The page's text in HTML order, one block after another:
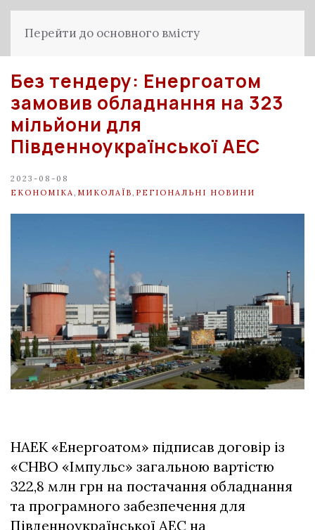
Перейти до основного вмісту
Без тендеру: Енергоатом
замовив обладнання на 323
мільйони для
Південноукраїнської АЕС
2023-08-08
ЕКОНОМІКА
МИКОЛАЇВ РЕГІОНАЛЬНІ НОВИНИ
НАЕК «Енергоатом» підписав договір із
«СНВО «Імпульс» загальною вартістю
322,8 млн грн на постачання обладнання
та програмного забезпечення для
Південноукраїнської АЕС на